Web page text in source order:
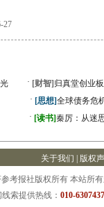
27
· [财智] 归真堂创业
· [思想]全球债务危
· [读书]秦厉：从迷
关于我们 版权
考报社版权所有 本站所
线索提供热线： 010-